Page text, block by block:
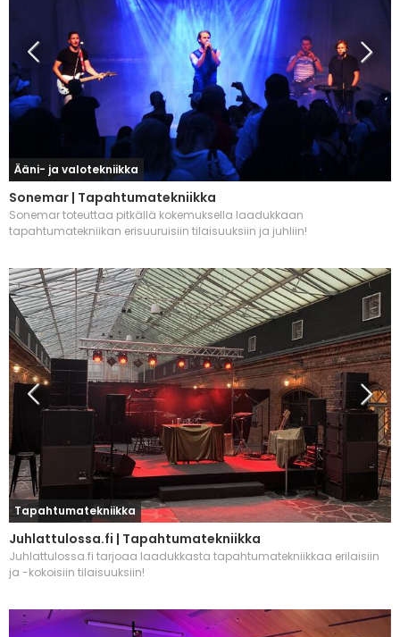
Ääni- ja valotekniikka
Sonemar | Tapahtumatekniikka
Sonemar toteuttaa pitkällä kokemuksella laadukkaan
tapahtumatekniikan erisuuruisiin tilaisuuksiin ja juhliin!
Tapahtumatekniikka
Juhlattulossa.fi | Tapahtumatekniikka
Juhlattulossa.fi tarjoaa laadukkasta tapahtumatekniikkaa erilaisiin
ja -kokoisiin tilaisuuksiin!